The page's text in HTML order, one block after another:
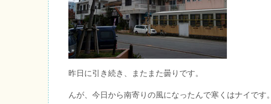
昨日に引き続き、またまた曇りです。
んが、今日から南寄りの風になったんで寒くはナイです。